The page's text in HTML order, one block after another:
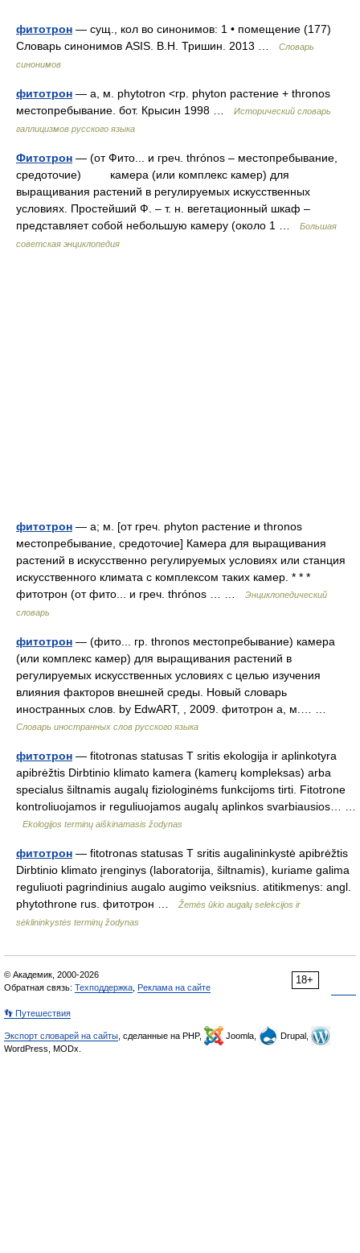
фитотрон — сущ., кол во синонимов: 1 • помещение (177)
Словарь синонимов ASIS. В.Н. Тришин. 2013 …
Словарь
синонимов
фитотрон — а, м. phytotron <гр. phyton растение + thronos
местопребывание. бот. Крысин 1998 …
Исторический словарь
галлицизмов русского языка
Фитотрон — (от Фито... и греч. thrónos – местопребывание,
средоточие) камера (или комплекс камер) для
выращивания растений в регулируемых искусственных
условиях. Простейший Ф. – т. н. вегетационный шкаф –
представляет собой небольшую камеру (около 1 …
Большая
советская энциклопедия
фитотрон — а; м. [от греч. phyton растение и thronos
местопребывание, средоточие] Камера для выращивания
растений в искусственно регулируемых условиях или станция
искусственного климата с комплексом таких камер. * * *
фитотрон (от фито... и греч. thrónos … …
Энциклопедический
словарь
фитотрон — (фито... гр. thronos местопребывание) камера
(или комплекс камер) для выращивания растений в
регулируемых искусственных условиях с целью изучения
влияния факторов внешней среды. Новый словарь
иностранных слов. by EdwART, , 2009. фитотрон а, м.… …
Словарь иностранных слов русского языка
фитотрон — fitotronas statusas T sritis ekologija ir aplinkotyra
apibrėžtis Dirbtinio klimato kamera (kamerų kompleksas) arba
specialus šiltnamis augalų fiziologinėms funkcijoms tirti. Fitotrone
kontroliuojamos ir reguliuojamos augalų aplinkos svarbiausios… …
Ekologijos terminų aiškinamasis žodynas
фитотрон — fitotronas statusas T sritis augalininkystė apibrėžtis
Dirbtinio klimato įrenginys (laboratorija, šiltnamis), kuriame galima
reguliuoti pagrindinius augalo augimo veiksnius. atitikmenys: angl.
phytothrone rus. фитотрон …
Žemės ūkio augalų selekcijos ir
sėklininkystės terminų žodynas
18+
© Академик, 2000-2026
Обратная связь: Техподдержка Реклама на сайте
👣 Путешествия
Экспорт словарей на сайты , сделанные на PHP, Joomla,
Drupal,
WordPress, MODx.